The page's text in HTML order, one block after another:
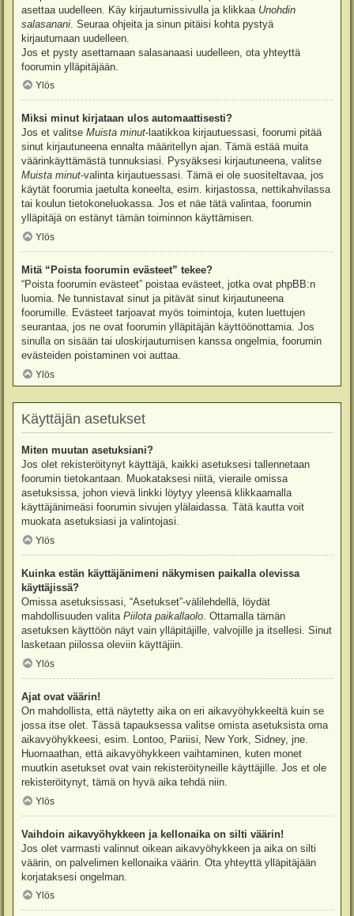
asettaa uudelleen. Käy kirjautumissivulla ja klikkaa Unohdin
salasanani . Seuraa ohjeita ja sinun pitäisi kohta pystyä
kirjautumaan uudelleen.
Jos et pysty asettamaan salasanaasi uudelleen, ota yhteyttä
foorumin ylläpitäjään.
Ylös
Miksi minut kirjataan ulos automaattisesti?
Jos et valitse Muista minut-laatikkoa kirjautuessasi, foorumi pitää
sinut kirjautuneena ennalta määritellyn ajan. Tämä estää muita
väärinkäyttämästä tunnuksiasi. Pysyäksesi kirjautuneena, valitse
Muista minut-valinta kirjautuessasi. Tämä ei ole suositeltavaa, jos
käytät foorumia jaetulta koneelta, esim. kirjastossa, nettikahvilassa
tai koulun tietokoneluokassa. Jos et näe tätä valintaa, foorumin
ylläpitäjä on estänyt tämän toiminnon käyttämisen.
Ylös
Mitä “Poista foorumin evästeet” tekee?
“Poista foorumin evästeet” poistaa evästeet, jotka ovat phpBB:n
luomia. Ne tunnistavat sinut ja pitävät sinut kirjautuneena
foorumille. Evästeet tarjoavat myös toimintoja, kuten luettujen
seurantaa, jos ne ovat foorumin ylläpitäjän käyttöönottamia. Jos
sinulla on sisään tai uloskirjautumisen kanssa ongelmia, foorumin
evästeiden poistaminen voi auttaa.
Ylös
Käyttäjän asetukset
Miten muutan asetuksiani?
Jos olet rekisteröitynyt käyttäjä, kaikki asetuksesi tallennetaan
foorumin tietokantaan. Muokataksesi niitä, vieraile omissa
asetuksissa, johon vievä linkki löytyy yleensä klikkaamalla
käyttäjänimeäsi foorumin sivujen ylälaidassa. Tätä kautta voit
muokata asetuksiasi ja valintojasi.
Ylös
Kuinka estän käyttäjänimeni näkymisen paikalla olevissa
käyttäjissä?
Omissa asetuksissasi, “Asetukset”-välilehdellä, löydät
mahdollisuuden valita Piilota paikallaolo. Ottamalla tämän
asetuksen käyttöön näyt vain ylläpitäjille, valvojille ja itsellesi. Sinut
lasketaan piilossa oleviin käyttäjiin.
Ylös
Ajat ovat väärin!
On mahdollista, että näytetty aika on eri aikavyöhykkeeltä kuin se
jossa itse olet. Tässä tapauksessa valitse omista asetuksista oma
aikavyöhykkeesi, esim. Lontoo, Pariisi, New York, Sidney, jne.
Huomaathan, että aikavyöhykkeen vaihtaminen, kuten monet
muutkin asetukset ovat vain rekisteröityneille käyttäjille. Jos et ole
rekisteröitynyt, tämä on hyvä aika tehdä niin.
Ylös
Vaihdoin aikavyöhykkeen ja kellonaika on silti väärin!
Jos olet varmasti valinnut oikean aikavyöhykkeen ja aika on silti
väärin, on palvelimen kellonaika väärin. Ota yhteyttä ylläpitäjään
korjataksesi ongelman.
Ylös